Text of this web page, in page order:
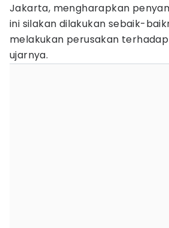
Jakarta, mengharapkan
ini silakan dilakukan sebaik-
melakukan perusakan
ujarnya.